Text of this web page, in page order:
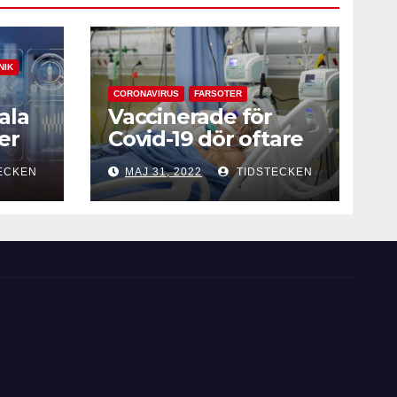
CORONAVIRUS FARSOTER
Vaccinerade för
Covid-19 dör oftare
vid intensivvård
MAJ 31, 2022 TIDSTECKEN